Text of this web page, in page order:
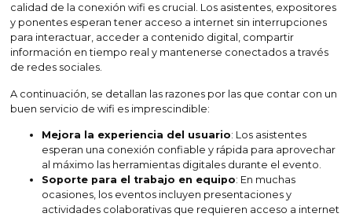
calidad de la conexión wifi es crucial. Los asistentes, expositores
y ponentes esperan tener acceso a internet sin interrupciones
para interactuar, acceder a contenido digital, compartir
información en tiempo real y mantenerse conectados a través
de redes sociales.
A continuación, se detallan las razones por las que contar con un
buen servicio de wifi es imprescindible:
Mejora la experiencia del usuario: Los asistentes
esperan una conexión confiable y rápida para aprovechar
al máximo las herramientas digitales durante el evento.
Soporte para el trabajo en equipo: En muchas
ocasiones, los eventos incluyen presentaciones y
actividades colaborativas que requieren acceso a internet